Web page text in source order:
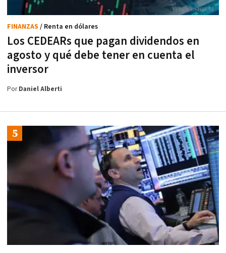
Los CEDEARs que pagan dividendos en
agosto y qué debe tener en cuenta el
inversor
FINANZAS / Renta en dólares
PorDaniel Alberti